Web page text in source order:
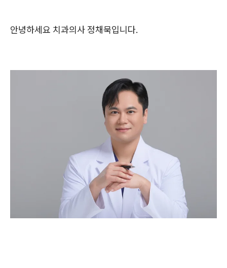
안녕하세요 치과의사 정채묵입니다.